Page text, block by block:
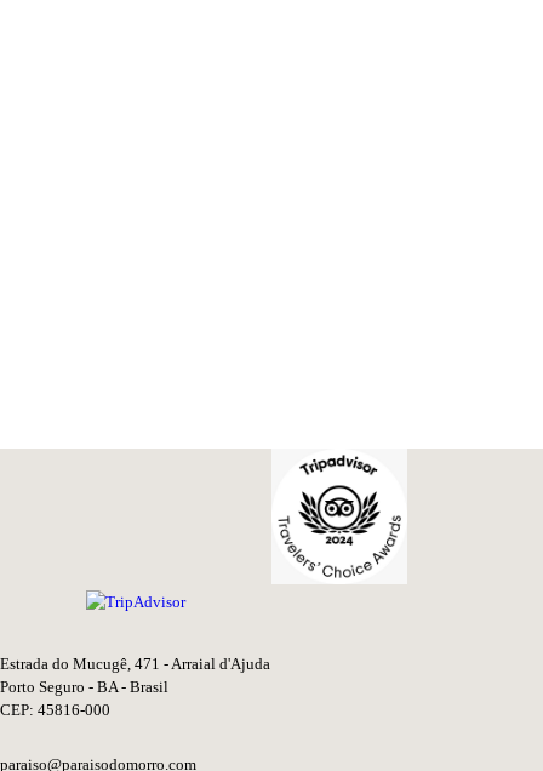
Estrada do Mucugê, 471 - Arraial d'Ajuda
Porto Seguro - BA - Brasil
CEP: 45816-000
paraiso@paraisodomorro.com